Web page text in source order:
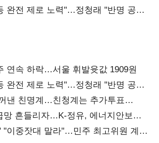
완전 제로 노력"…정청래 "반명 공세
연속 하락…서울 휘발윳값 1909원
완전 제로 노력"…정청래 "반명 공세
낸 친명계…친청계는 추가투표
망 흔들리자…K-정유, 에너지안보
"이중잣대 말라"…민주 최고위원 계파